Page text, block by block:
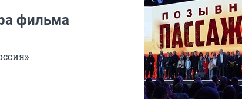
фильма